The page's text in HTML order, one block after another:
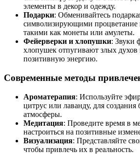
элементы в декор и одежду.
Подарки: Обменивайтесь
символизирующими процветание
такими как монеты или амулеты.
Фейерверки и хлопушки: Звуки
хлопушек отпугивают злых
позитивную энергию.
Современные методы
Ароматерапия: Используйте
цитрус или лаванду, для создания
атмосферы.
Медитация: Проведите время в
настроиться на позитивные
Визуализация: Представляйте
чтобы привлечь их в реальность.